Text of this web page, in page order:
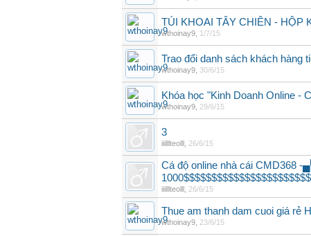
TÚI KHOAI TÂY CHIÊN - HỘP
wthoinay9 1/7/15
Trao đổi danh sách khách hàng
wthoinay9 30/6/15
Khóa học "Kinh Doanh Online -
wthoinay9 29/6/15
3
iiilllteolll 26/6/15
Cá độ online nhà cái CMD368 -
iiilllteolll 26/6/15
Thue am thanh dam cuoi giá rẻ
wthoinay9 23/6/15